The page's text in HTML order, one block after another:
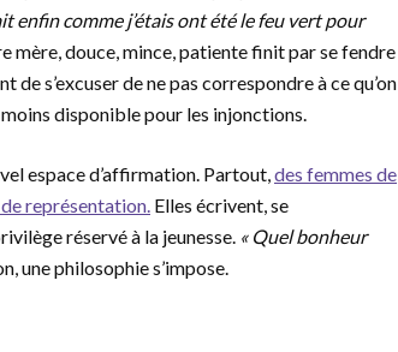
enfin comme j’étais ont été le feu vert pour
mère, douce, mince, patiente finit par se fendre
de s’excuser de ne pas correspondre à ce qu’on
disponible pour les injonctions.
espace d’affirmation. Partout,des femmes de
représentation. Elles écrivent, se
réservé à la jeunesse. « Quel bonheur
une philosophie s’impose.